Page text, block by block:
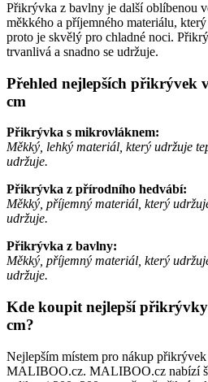
Přikrývka z bavlny je další oblíbenou
měkkého a příjemného materiálu,
proto je skvělý pro chladné noci.
trvanlivá a snadno se udržuje.
Přehled nejlepších přikrývek
cm
Přikrývka s mikrovláknem:
Měkký, lehký materiál, který udržuje
udržuje.
Přikrývka z přírodního hedvábí:
Měkký, příjemný materiál, který
udržuje.
Přikrývka z bavlny:
Měkký, příjemný materiál, který
udržuje.
Kde koupit nejlepší přikrývky
cm?
Nejlepším místem pro nákup
MALIBOO.cz. MALIBOO.cz nabízí